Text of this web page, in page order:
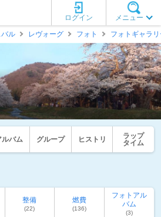
メニュー
ログイン
バル レヴォーグ フォト フォトギャラ
ルバム グループ ヒストリ
ラップ
タイム
整備
(22)
燃費
(136)
フォトアル
バム
(3)